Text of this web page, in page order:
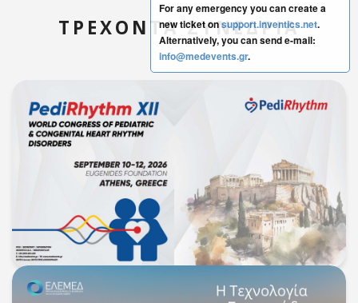
ΤΡΕΧΟΝΤΑ ΣΥΝΕΔΡΙΑ
For any emergency you can create a
new ticket onsupport.inventics.net.
Alternatively, you can send e-mail:
info@medevents.gr.